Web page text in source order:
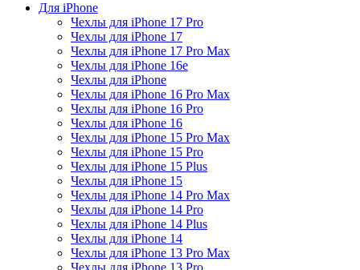
Для iPhone
Чехлы для iPhone 17 Pro
Чехлы для iPhone 17
Чехлы для iPhone 17 Pro Max
Чехлы для iPhone 16e
Чехлы для iPhone
Чехлы для iPhone 16 Pro Max
Чехлы для iPhone 16 Pro
Чехлы для iPhone 16
Чехлы для iPhone 15 Pro Max
Чехлы для iPhone 15 Pro
Чехлы для iPhone 15 Plus
Чехлы для iPhone 15
Чехлы для iPhone 14 Pro Max
Чехлы для iPhone 14 Pro
Чехлы для iPhone 14 Plus
Чехлы для iPhone 14
Чехлы для iPhone 13 Pro Max
Чехлы для iPhone 13 Pro